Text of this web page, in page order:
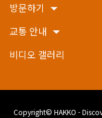
방문하기
교통 안내
비디오 갤러리
Copyright© HAKKO -